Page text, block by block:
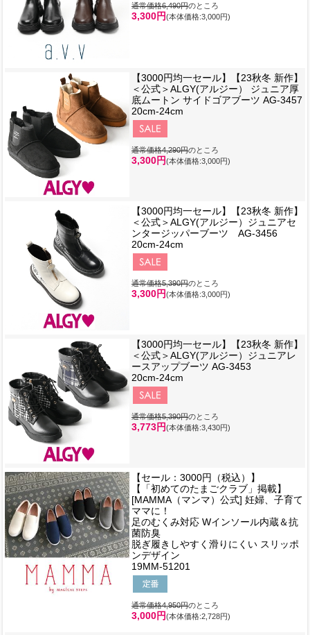
通常価格6,490円のところ
3,300円(本体価格:3,000円)
【3000円均一セール】【23秋冬 新作】
＜公式＞ALGY(アルジー） ジュニア厚
底ムートン サイドゴアブーツ AG-3457
20cm-24cm
通常価格4,290円のところ
3,300円(本体価格:3,000円)
【3000円均一セール】【23秋冬 新作】
＜公式＞ALGY(アルジー）ジュニアセ
ンタージッパーブーツ AG-3456
20cm-24cm
通常価格5,390円のところ
3,300円(本体価格:3,000円)
【3000円均一セール】【23秋冬 新作】
＜公式＞ALGY(アルジー）ジュニアレ
ースアップブーツ AG-3453
20cm-24cm
通常価格5,390円のところ
3,773円(本体価格:3,430円)
【セール：3000円（税込）】
【「初めてのたまごクラブ」掲載】
[MAMMA（マンマ）公式] 妊婦、子育て
ママに！
足のむくみ対応 Wインソール内蔵＆抗
菌防臭
脱ぎ履きしやすく滑りにくい スリッポ
ンデザイン
19MM-51201
通常価格4,950円のところ
3,000円(本体価格:2,728円)